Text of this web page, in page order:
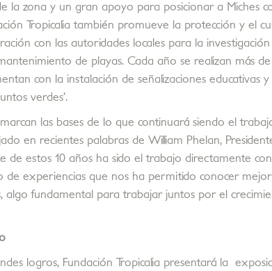
la zona y un gran apoyo para posicionar a Miches
Tropicalia también promueve la protección y el
con las autoridades locales para la investigación
de playas. Cada año se realizan más
con la instalación de señalizaciones educativas
verdes’.
las bases de lo que continuará siendo el
en recientes palabras de William Phelan,
de estos 10 años ha sido el trabajo directamente
de experiencias que nos ha permitido conocer mejor
algo fundamental para trabajar juntos por el
logros, Fundación Tropicalia presentará la